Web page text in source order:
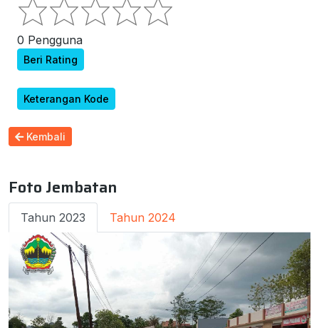
0 Pengguna
Beri Rating
Keterangan Kode
Kembali
Foto Jembatan
Tahun 2023 Tahun 2024